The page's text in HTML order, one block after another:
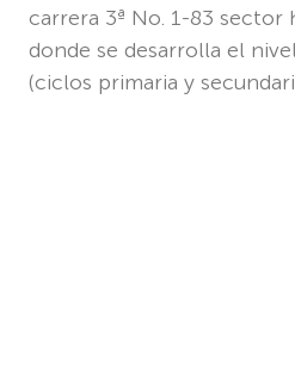
carrera 3ª No. 1-83 sector
donde se desarrolla el
(ciclos primaria y